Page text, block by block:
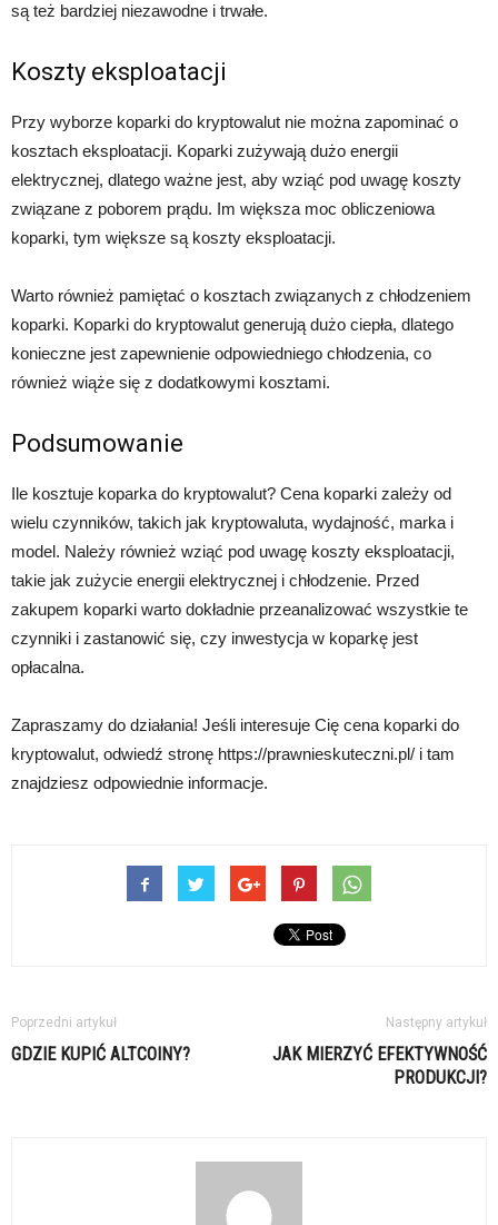
są też bardziej niezawodne i trwałe.
Koszty eksploatacji
Przy wyborze koparki do kryptowalut nie można zapominać o
kosztach eksploatacji. Koparki zużywają dużo energii
elektrycznej, dlatego ważne jest, aby wziąć pod uwagę koszty
związane z poborem prądu. Im większa moc obliczeniowa
koparki, tym większe są koszty eksploatacji.
Warto również pamiętać o kosztach związanych z chłodzeniem
koparki. Koparki do kryptowalut generują dużo ciepła, dlatego
konieczne jest zapewnienie odpowiedniego chłodzenia, co
również wiąże się z dodatkowymi kosztami.
Podsumowanie
Ile kosztuje koparka do kryptowalut? Cena koparki zależy od
wielu czynników, takich jak kryptowaluta, wydajność, marka i
model. Należy również wziąć pod uwagę koszty eksploatacji,
takie jak zużycie energii elektrycznej i chłodzenie. Przed
zakupem koparki warto dokładnie przeanalizować wszystkie te
czynniki i zastanowić się, czy inwestycja w koparkę jest
opłacalna.
Zapraszamy do działania! Jeśli interesuje Cię cena koparki do
kryptowalut, odwiedź stronę https://prawnieskuteczni.pl/ i tam
znajdziesz odpowiednie informacje.
Poprzedni artykuł
GDZIE KUPIĆ ALTCOINY?
Następny artykuł
JAK MIERZYĆ EFEKTYWNOŚĆ
PRODUKCJI?